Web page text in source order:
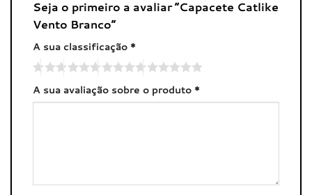
Seja o primeiro a avaliar “Capacete Catlike
Vento Branco”
A sua classificação *
A sua avaliação sobre o produto *